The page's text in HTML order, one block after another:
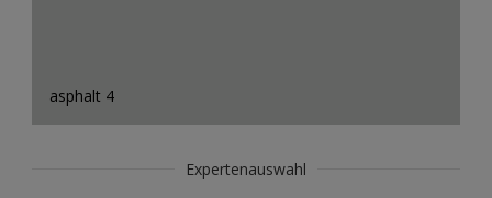
asphalt 4
Expertenauswahl